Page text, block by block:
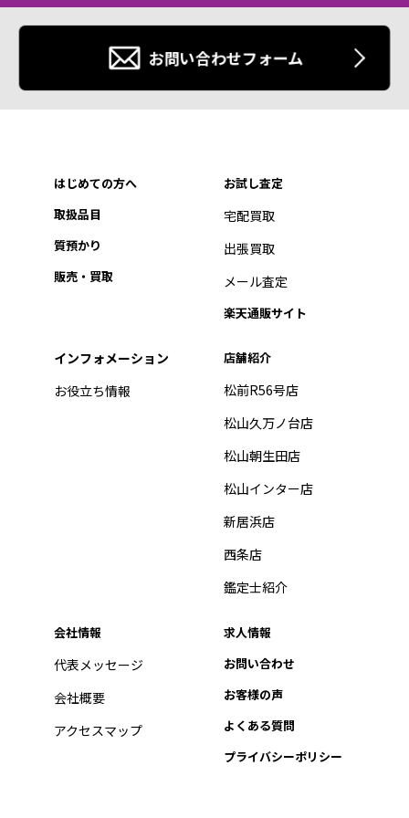
お問い合わせフォーム
はじめての方へ
取扱品目
質預かり
販売・買取
お試し査定
宅配買取
出張買取
メール査定
楽天通販サイト
インフォメーション
お役立ち情報
店舗紹介
松前R56号店
松山久万ノ台店
松山朝生田店
松山インター店
新居浜店
西条店
鑑定士紹介
会社情報
代表メッセージ
会社概要
アクセスマップ
求人情報
お問い合わせ
お客様の声
よくある質問
プライバシーポリシー